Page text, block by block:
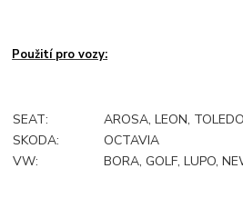
Použití pro vozy:
SEAT:
AROSA, LEON, TOLEDO
SKODA:
OCTAVIA
VW:
BORA, GOLF, LUPO,